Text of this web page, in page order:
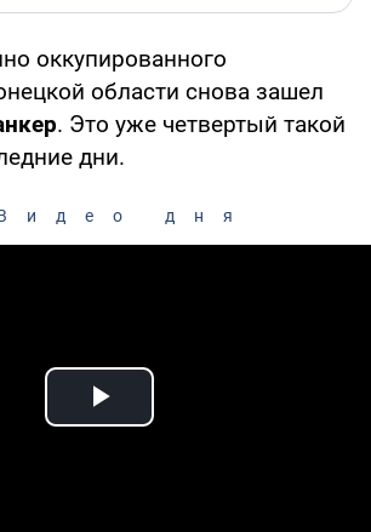
оккупированного
области снова зашел
. Это уже четвертый такой
дни.
дня
Play Video